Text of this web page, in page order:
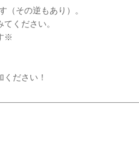
その逆もあり）。
ください。
※
ださい！